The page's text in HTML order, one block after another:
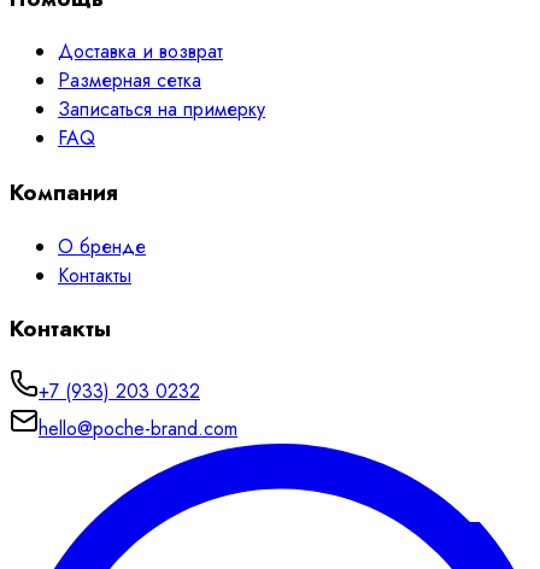
Доставка и возврат
Размерная сетка
Записаться на примерку
FAQ
Компания
О бренде
Контакты
Контакты
+7 (933) 203 0232
hello@poche-brand.com